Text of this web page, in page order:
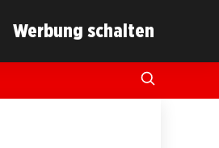
Werbung schalten